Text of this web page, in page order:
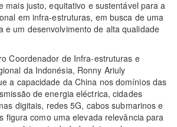
mais justo, equitativo e sustentável para a
em infra-estruturas, em busca de uma
e um desenvolvimento de alta qualidade
Coordenador de Infra-estruturas e
da Indonésia, Ronny Ariuly
a capacidade da China nos domínios das
de energia eléctrica, cidades
digitais, redes 5G, cabos submarinos e
figura como uma elevada relevância para